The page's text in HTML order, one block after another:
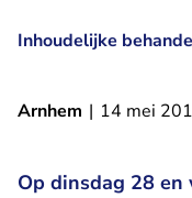
Inhoudelijke
Arnhem | 14 mei
Op dinsdag 28